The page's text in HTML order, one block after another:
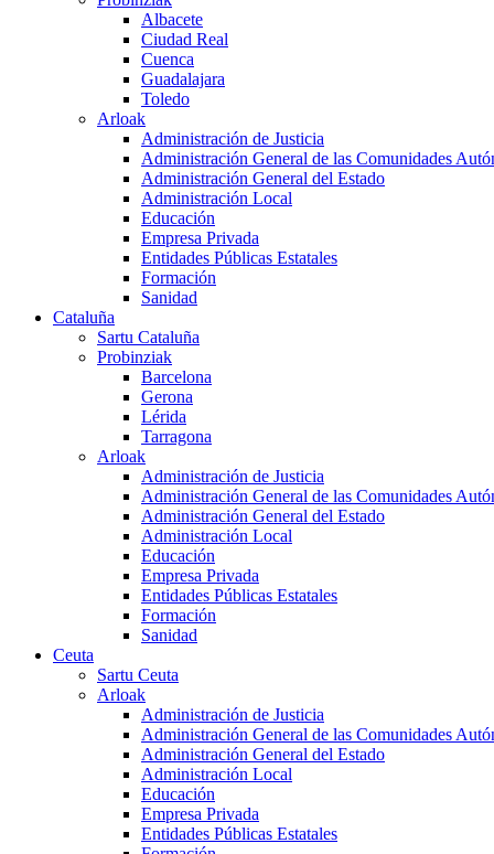
Albacete
Ciudad Real
Cuenca
Guadalajara
Toledo
Arloak
Administración de Justicia
Administración General de las Comunidades
Administración General del Estado
Administración Local
Educación
Empresa Privada
Entidades Públicas Estatales
Formación
Sanidad
Cataluña
Sartu Cataluña
Probinziak
Barcelona
Gerona
Lérida
Tarragona
Arloak
Administración de Justicia
Administración General de las Comunidades
Administración General del Estado
Administración Local
Educación
Empresa Privada
Entidades Públicas Estatales
Formación
Sanidad
Ceuta
Sartu Ceuta
Arloak
Administración de Justicia
Administración General de las Comunidades
Administración General del Estado
Administración Local
Educación
Empresa Privada
Entidades Públicas Estatales